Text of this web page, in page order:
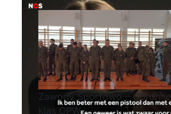
Zawody Sportowo – Obronne
klas OPW